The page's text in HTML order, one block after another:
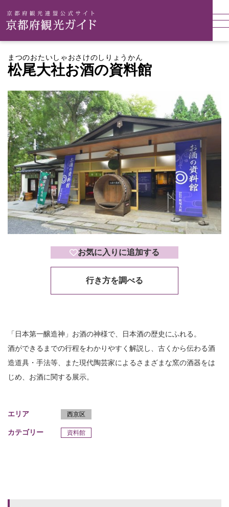
松尾大社お酒の資料館
まつのおたいしゃおさけのしりょうかん
お気に入りに追加する
行き方を調べる
「日本第一醸造神」お酒の神様で、日本酒の歴史にふれる。
酒ができるまでの行程をわかりやすく解説し、古くから伝わる酒
造道具・手法等、また現代陶芸家によるさまざまな窯の酒器をは
じめ、お酒に関する展示。
エリア 西京区
カテゴリー 資料館